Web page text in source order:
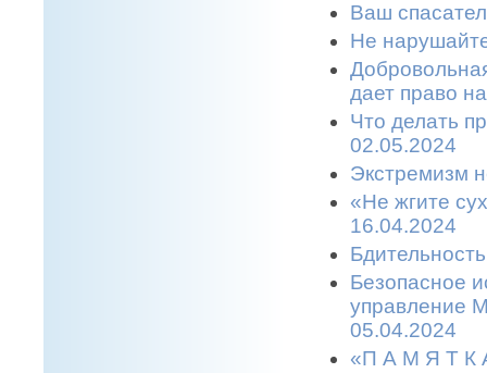
Ваш
Не
дает право
Что делать
02.05.2024
Экстремизм
«Не жгите
16.04.2024
Безопасное
управление
05.04.2024
«П А М Я Т